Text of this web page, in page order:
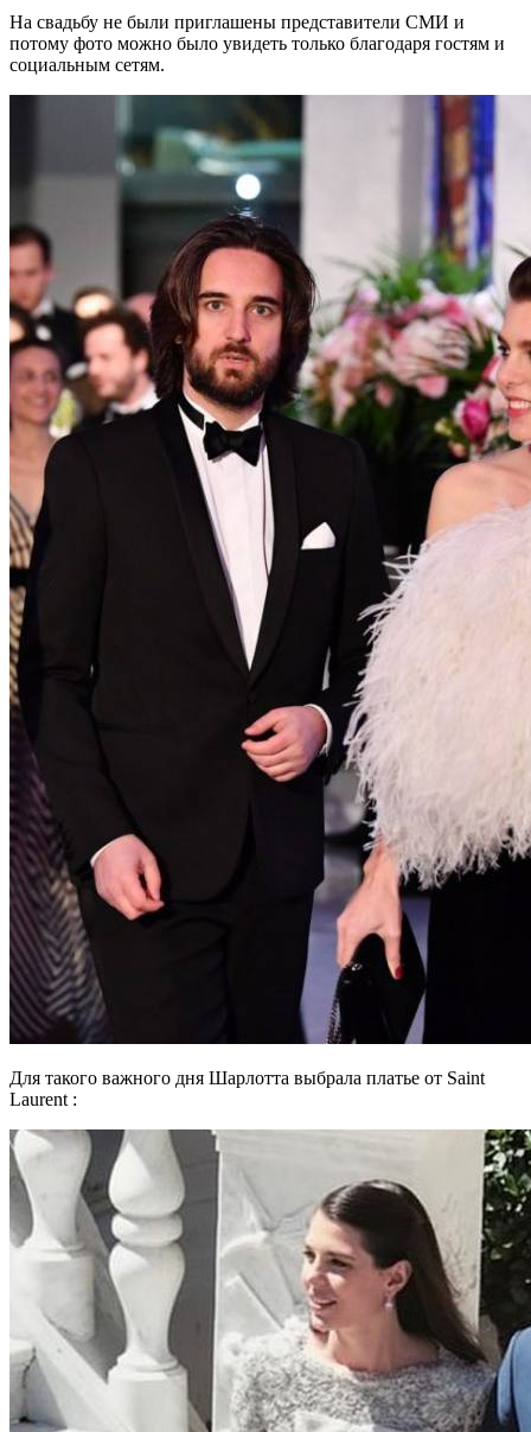
На свадьбу не были приглашены представители СМИ и
потому фото можно было увидеть только благодаря гостям и
социальным сетям.
Для такого важного дня Шарлотта выбрала платье от Saint
Laurent :